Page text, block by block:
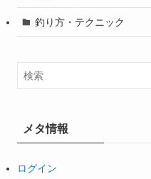
釣り方・テクニック
メタ情報
ログイン